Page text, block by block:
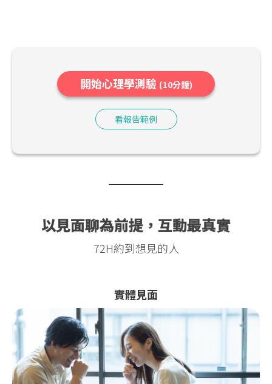
開始心理學測驗 (10分鐘)
看報告範例
以見面聊為前提，互動最真實
72H約到想見的人
實體見面